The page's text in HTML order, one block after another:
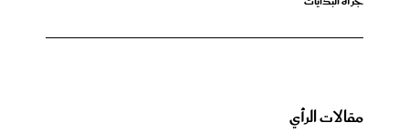
مقالات الرأي